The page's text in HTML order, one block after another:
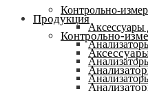
Контрольно-
Аксессуары
Продукция
Контрольно-